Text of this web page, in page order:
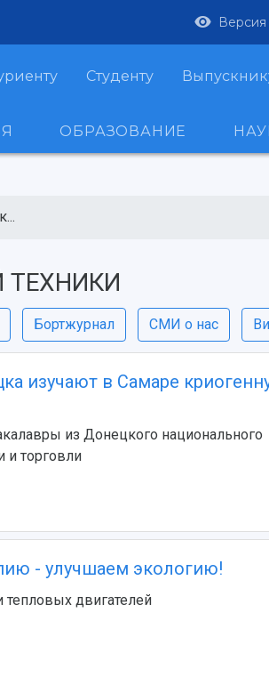
Студенту
ОБРАЗОВАНИЕ
ТЕХНИКИ
Бортжурнал СМИ о нас
изучают в Самаре
из Донецкого национального
и торговли
- улучшаем экологию!
тепловых двигателей